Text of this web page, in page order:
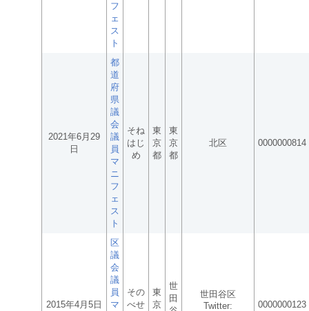
フ
ェ
ス
ト
2021年6月29
日
都
道
府
県
議
会
議
員
マ
ニ
フ
ェ
ス
ト
そね
はじ
め
東
京
都
東
京
都
北区 0000000814
2015年4月5日
区
議
会
議
員
マ
その
べせ
東
京
世
田
世田谷区
Twitter:
0000000123